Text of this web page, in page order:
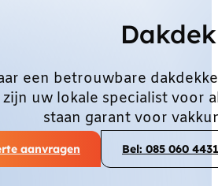
een betrouwbare
zijn uw lokale specialist voor
staan garant voor
aanvragen Bel: 085 060 4431